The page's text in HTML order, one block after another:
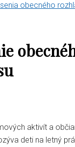
obecného
aktivít a
deti na letný